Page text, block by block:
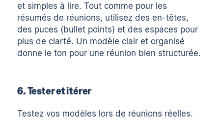
et simples à lire. Tout comme pour les
résumés de réunions, utilisez des en-têtes,
des puces (bullet points) et des espaces pour
plus de clarté. Un modèle clair et organisé
donne le ton pour une réunion bien structurée.
6. Tester et itérer
Testez vos modèles lors de réunions réelles.